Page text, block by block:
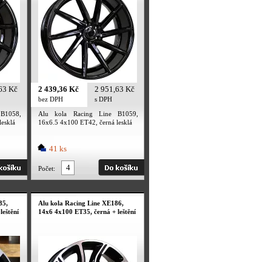
Kč 2 439,36 Kč
bez DPH
2 951,63 Kč
s DPH
Alu kola Racing Line B1059,
16x6.5 4x100 ET42, černá lesklá
41 ks
Počet:
Alu kola Racing Line XE186,
14x6 4x100 ET35, černá + leštění